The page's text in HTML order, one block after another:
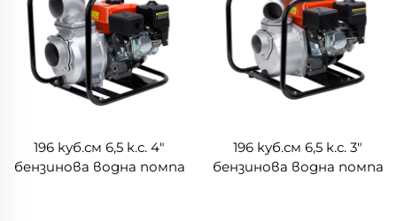
196 куб.см 6,5 к.с. 4"
бензинова водна помпа
196 куб.см 6,5 к.с. 3"
бензинова водна помпа